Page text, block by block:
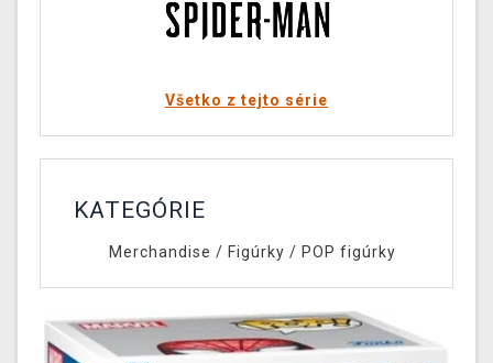
Všetko z tejto série
KATEGÓRIE
Merchandise / Figúrky / POP figúrky